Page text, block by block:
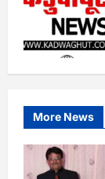
More News